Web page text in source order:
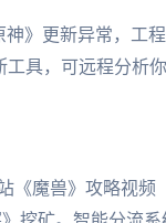
》更新异常，工
具，可远程分析
《魔兽》攻略视频